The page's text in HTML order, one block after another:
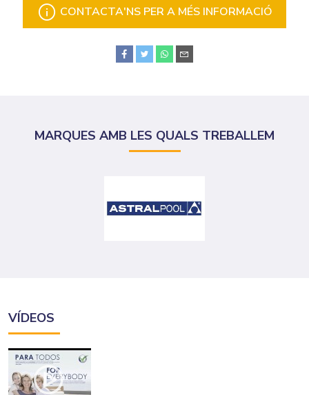
CONTACTA'NS PER A MÉS INFORMACIÓ
MARQUES AMB LES QUALS TREBALLEM
VÍDEOS